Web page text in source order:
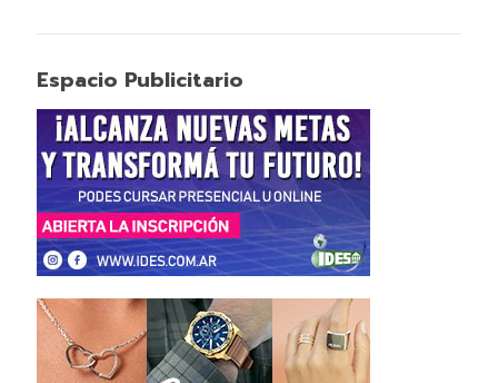
Espacio Publicitario